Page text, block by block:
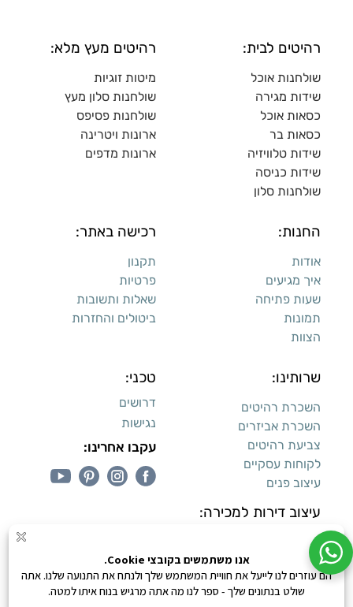
רהיטים לבית:
שולחנות אוכל
שידות מגירה
כסאות אוכל
כסאות בר
שידות טלוויזיה
שידות כניסה
שולחנות סלון
רהיטים מעץ מלא:
מיטות זוגיות
שולחנות סלון מעץ
שולחנות פסיפס
ארונות ויטרינה
ארונות מדפים
החנות:
אודות
איך מגיעים
שעות פתיחה
תמונות
הצוות
רכישה באתר:
תקנון
פרטיות
שאלות ותשובות
ביטולים והחזרות
שרותינו:
השכרת רהיטים
השכרת אביזרים
צביעת רהיטים
לקוחות עסקיים
עיצוב פנים
עיצוב דירות למכירה:
טכני:
דרושים
נגישות
עקבו אחרינו:
קנייה מאובטחת 0